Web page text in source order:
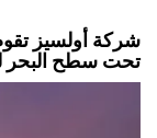
شركة أولسيز
تحت سطح البحر